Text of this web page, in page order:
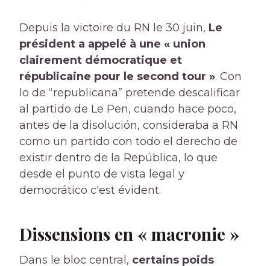
Depuis la victoire du RN le 30 juin, Le
président a appelé à une « union
clairement démocratique et
républicaine pour le second tour ». Con
lo de “republicana” pretende descalificar
al partido de Le Pen, cuando hace poco,
antes de la disolución, consideraba a RN
como un partido con todo el derecho de
existir dentro de la República, lo que
desde el punto de vista legal y
democrático c'est évident.
Dissensions en « macronie »
Dans le bloc central, certains poids